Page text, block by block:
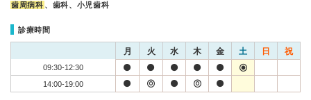
歯周病科 、歯科、小児歯科
診療時間
月 火 水 木 金 土 日 祝
09:30-12:30
14:00-19:00